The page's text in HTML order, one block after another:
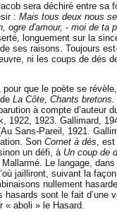
sera déchiré entre sa
:Mais tous deux nous
ogre d'amour, - moi de ta
longuement sur la
ses raisons. Toujours
ni les coups de dés
pour que le poète se
La Côte, Chants bretons.
à compte d’auteur
1922, 1923. Gallimard,
Sans-Pareil, 1921.
SonCornet à dés, est
un défi, à Un coup de
Le langage,
jailliront, suivant la
nullement
hasards sont le fait d’une
« aboli » le Hasard.